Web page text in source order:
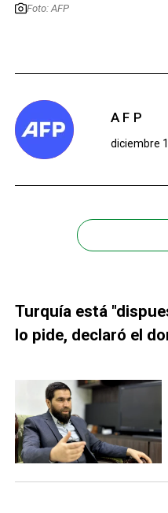
Foto: AFP
AFP
diciembre
Turquía está
lo pide, declaró el